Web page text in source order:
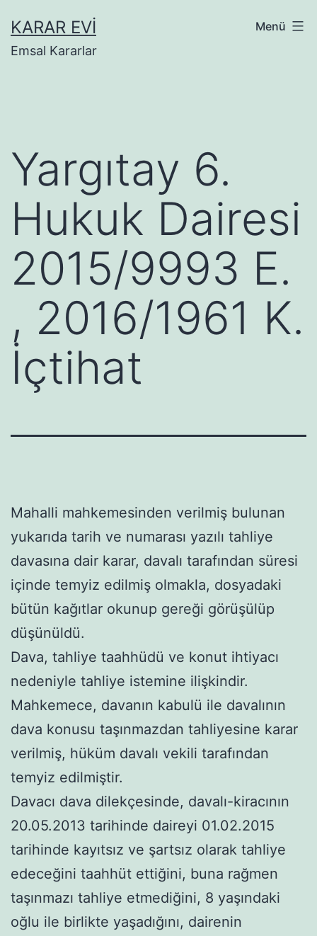
geçKARAR EVI
Emsal Kararlar
Menü
Yargıtay 6.
Hukuk Dairesi
2015/9993 E.
, 2016/1961 K.
İçtihat
Mahalli mahkemesinden verilmiş bulunan
yukarıda tarih ve numarası yazılı tahliye
davasına dair karar, davalı tarafından süresi
içinde temyiz edilmiş olmakla, dosyadaki
bütün kağıtlar okunup gereği görüşülüp
düşünüldü.
Dava, tahliye taahhüdü ve konut ihtiyacı
nedeniyle tahliye istemine ilişkindir.
Mahkemece, davanın kabulü ile davalının
dava konusu taşınmazdan tahliyesine karar
verilmiş, hüküm davalı vekili tarafından
temyiz edilmiştir.
Davacı dava dilekçesinde, davalı-kiracının
20.05.2013 tarihinde daireyi 01.02.2015
tarihinde kayıtsız ve şartsız olarak tahliye
edeceğini taahhüt ettiğini, buna rağmen
taşınmazı tahliye etmediğini, 8 yaşındaki
oğlu ile birlikte yaşadığını, dairenin